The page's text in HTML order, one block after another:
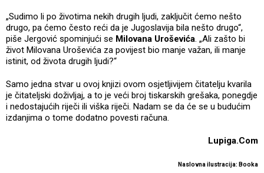
„Sudimo li po životima nekih drugih ljudi, zaključit ćemo nešto
drugo, pa ćemo često reći da je Jugoslavija bila nešto drugo“,
piše Jergović spominjući se Milovana Uroševića. „Ali zašto bi
život Milovana Uroševića za povijest bio manje važan, ili manje
istinit, od života drugih ljudi?“
Samo jedna stvar u ovoj knjizi ovom osjetljivijem čitatelju kvarila
je čitateljski doživljaj, a to je veći broj tiskarskih grešaka, ponegdje
i nedostajućih riječi ili viška riječi. Nadam se da će se u budućim
izdanjima o tome dodatno povesti računa.
Lupiga.Com
Naslovna ilustracija: Booka